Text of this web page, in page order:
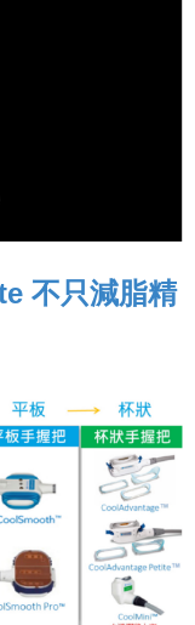
不只減脂精